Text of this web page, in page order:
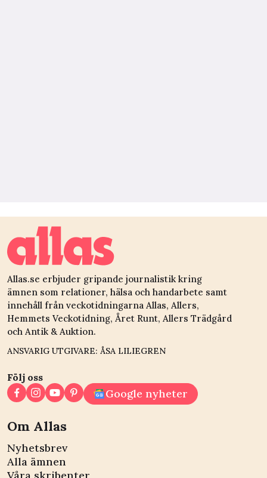
Allas.se erbjuder gripande journalistik kring
ämnen som relationer, hälsa och handarbete samt
innehåll från veckotidningarna Allas, Allers,
Hemmets Veckotidning, Året Runt, Allers Trädgård
och Antik & Auktion.
ANSVARIG UTGIVARE: ÅSA LILIEGREN
Följ oss
Google nyheter
Om Allas
Nyhetsbrev
Alla ämnen
Våra skribenter